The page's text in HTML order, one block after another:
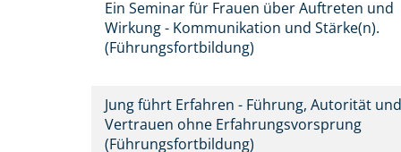
Ein Seminar für Frauen über Auftreten und
Wirkung - Kommunikation und Stärke(n).
(Führungsfortbildung)
Jung führt Erfahren - Führung, Autorität und
Vertrauen ohne Erfahrungsvorsprung
(Führungsfortbildung)